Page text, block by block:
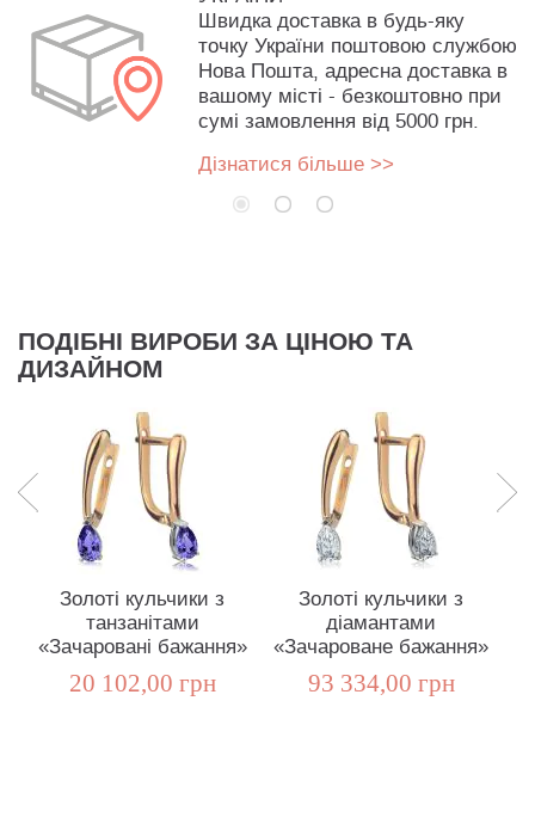
Швидка доставка в будь-яку
точку України поштовою службою
Нова Пошта, адресна доставка в
вашому місті - безкоштовно при
сумі замовлення від 5000 грн.
Дізнатися більше >>
ПОДІБНІ ВИРОБИ ЗА ЦІНОЮ ТА
ДИЗАЙНОМ
Золоті кульчики з
танзанітами
«Зачаровані бажання»
20 102,00 грн
Золоті кульчики з
діамантами
«Зачароване бажання»
93 334,00 грн